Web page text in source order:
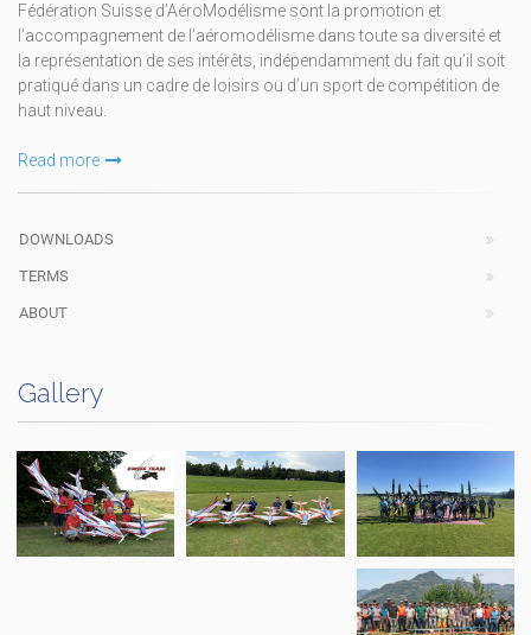
Fédération Suisse d’AéroModélisme sont la promotion et
l’accompagnement de l’aéromodélisme dans toute sa diversité et
la représentation de ses intérêts, indépendamment du fait qu’il soit
pratiqué dans un cadre de loisirs ou d’un sport de compétition de
haut niveau.
Read more
DOWNLOADS
TERMS
ABOUT
Gallery